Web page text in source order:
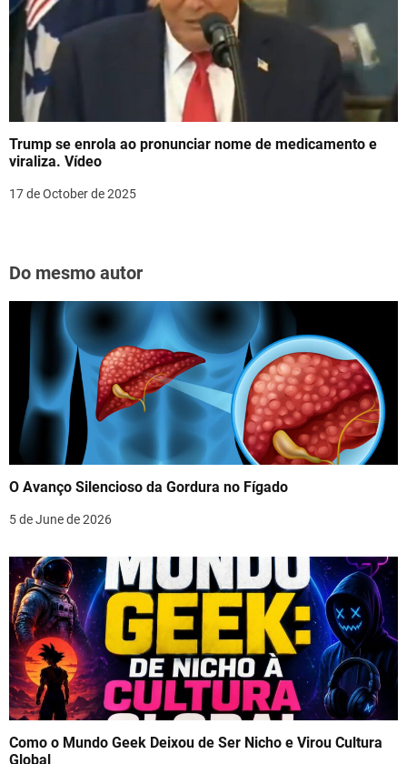
Trump se enrola ao pronunciar nome de medicamento e
viraliza. Vídeo
17 de October de 2025
Do mesmo autor
O Avanço Silencioso da Gordura no Fígado
5 de June de 2026
Como o Mundo Geek Deixou de Ser Nicho e Virou Cultura
Global